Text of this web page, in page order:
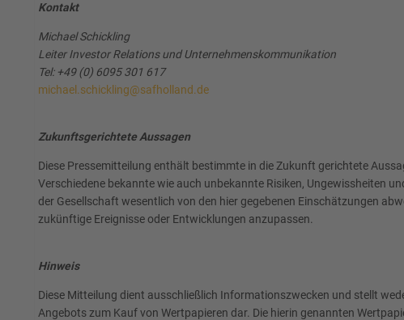
Kontakt
Michael Schickling
Leiter Investor Relations und Unternehmenskommunikation
Tel: +49 (0) 6095 301 617
michael.schickling@safholland.de
Zukunftsgerichtete Aussagen
Diese Pressemitteilung enthält bestimmte in die Zukunft gerichtete
Verschiedene bekannte wie auch unbekannte Risiken, Ungewissheiten
der Gesellschaft wesentlich von den hier gegebenen Einschätzungen
zukünftige Ereignisse oder Entwicklungen anzupassen.
Hinweis
Diese Mitteilung dient ausschließlich Informationszwecken und stellt
Angebots zum Kauf von Wertpapieren dar. Die hierin genannten